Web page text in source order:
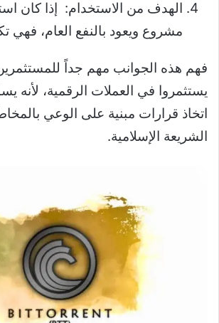
الهدف من الاستخدام: إذا كان
مشروع ويعود بالنفع العام، فهي
فهم هذه الجوانب مهم جداً
يستثمروا في العملات الرقمية، لأنه
اتخاذ قرارات مبنية على الوعي
الشريعة الإسلامية.